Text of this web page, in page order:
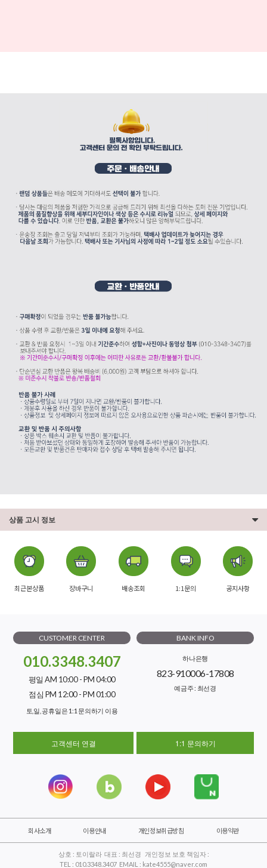
상품 고시 정보
최근본상품 장바구니 배송조회 1:1문의 공지사항
CUSTOMER CENTER
010.3348.3407
평일 AM 10:00 - PM 04:00
점심 PM 12:00 - PM 01:00
토,일, 공휴일은 1:1 문의하기 이용
BANK INFO
하나은행
823-910006-17808
예금주 : 최선경
고객센터 연결 1:1 문의하기
회사소개 이용안내 개인정보취급방침 이용약관
상호 : 토이랄라 대표 : 최선경 개인정보 보호 책임자 :
TEL : 010.3348.3407 EMAIL : kate4555@naver.com